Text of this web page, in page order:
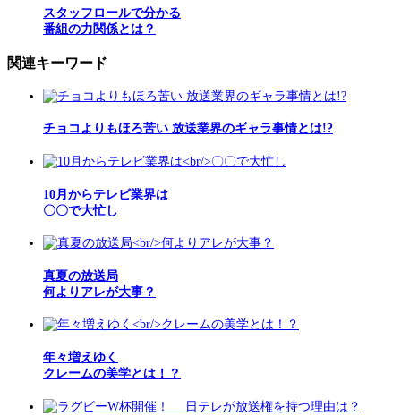
スタッフロールで分かる
番組の力関係とは？
関連キーワード
チョコよりもほろ苦い 放送業界のギャラ事情とは!?
10月からテレビ業界は
〇〇で大忙し
真夏の放送局
何よりアレが大事？
年々増えゆく
クレームの美学とは！？